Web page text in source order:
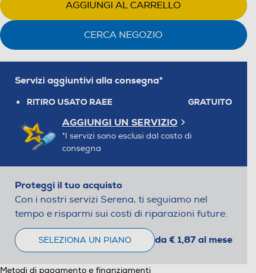
AGGIUNGI AL CARRELLO
CERCA NEGOZIO
Servizi aggiuntivi alla consegna*
RITIRO USATO RAEE GRATUITO
AGGIUNGI UN SERVIZIO
*I servizi sono esclusi dal costo di
consegna
Proteggi il tuo acquisto
Con i nostri servizi Serena, ti seguiamo nel
tempo e risparmi sui costi di riparazioni future.
SELEZIONA UN PIANO da € 1,87 al mese
Metodi di pagamento e finanziamenti